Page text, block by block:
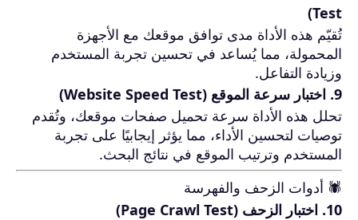
Test)
تُقيّم هذه الأداة مدى توافق موقعك مع الأجهزة
المحمولة، مما يُساعد في تحسين تجربة المستخدم
وزيادة التفاعل.
9. اختبار سرعة الموقع (Website Speed Test)
تحلل هذه الأداة سرعة تحميل صفحات موقعك، وتُقدم
توصيات لتحسين الأداء، مما يؤثر إيجابيًا على تجربة
المستخدم وترتيب الموقع في نتائج البحث.
🕷️ أدوات الزحف والفهرسة
10. اختبار الزحف (Page Crawl Test)